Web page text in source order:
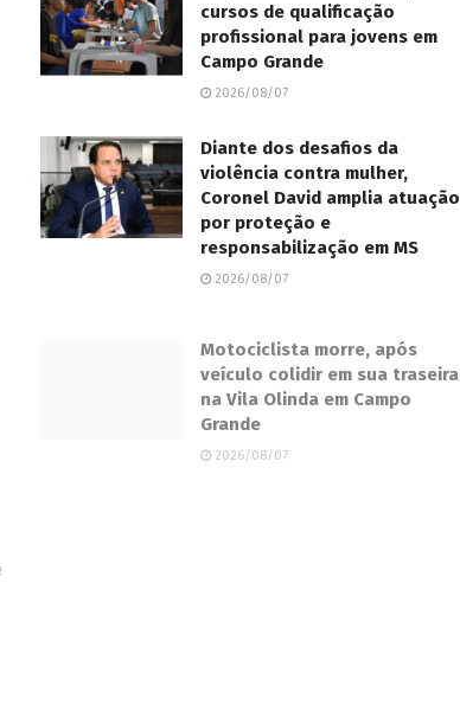
cursos de qualificação
profissional para jovens em
Campo Grande
2026/08/07
Diante dos desafios da
violência contra mulher,
Coronel David amplia atuação
por proteção e
responsabilização em MS
2026/08/07
veículo colidir em sua traseira
na Vila Olinda em Campo
Grande